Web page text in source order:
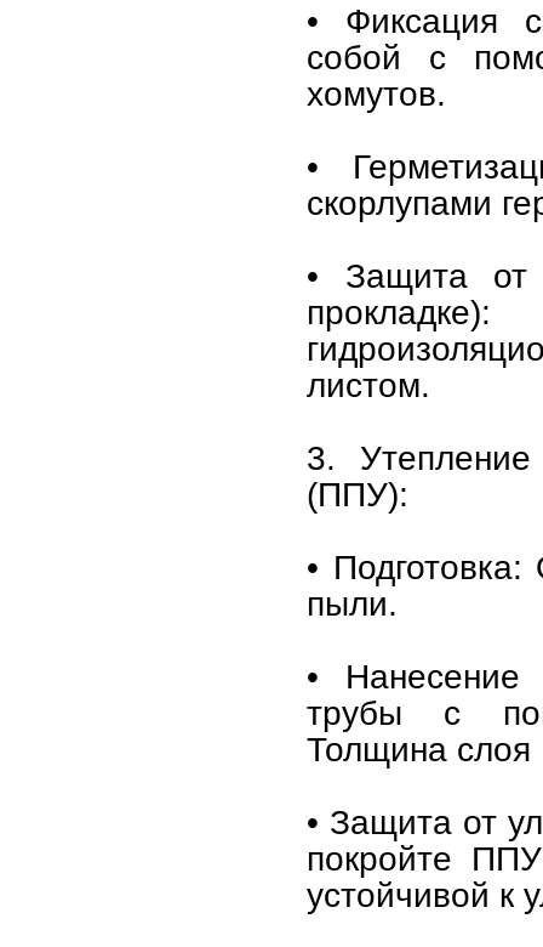
• Фиксация
собой с
хомутов.
•
скорлупами
• Защита от
листом.
3.
(ППУ):
•
пыли.
•
трубы с
Толщина
• Защита от
покройте
устойчивой к